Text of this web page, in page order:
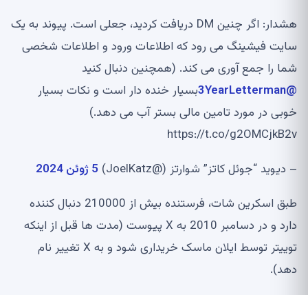
هشدار: اگر چنین DM دریافت کردید، جعلی است. پیوند به یک
سایت فیشینگ می رود که اطلاعات ورود و اطلاعات شخصی
شما را جمع آوری می کند. (همچنین دنبال کنید
@3YearLetterman
بسیار خنده دار است و نکات بسیار
خوبی در مورد تامین مالی بستر آب می دهد.)
https://t.co/g2OMCjkB2v
– دیوید “جوئل کاتز” شوارتز (@JoelKatz)
5 ژوئن 2024
طبق اسکرین شات، فرستنده بیش از 210000 دنبال کننده
دارد و در دسامبر 2010 به X پیوست (مدت ها قبل از اینکه
توییتر توسط ایلان ماسک خریداری شود و به X تغییر نام
دهد).